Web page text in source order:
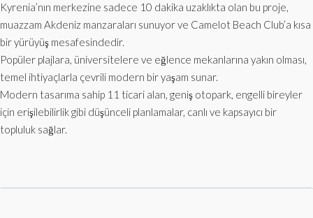
Kyrenia’nın merkezine sadece 10 dakika uzaklıkta olan bu proje,
muazzam Akdeniz manzaraları sunuyor ve Camelot Beach Club’a kısa
bir yürüyüş mesafesindedir.
Popüler plajlara, üniversitelere ve eğlence mekanlarına yakın olması,
temel ihtiyaçlarla çevrili modern bir yaşam sunar.
Modern tasarıma sahip 11 ticari alan, geniş otopark, engelli bireyler
için erişilebilirlik gibi düşünceli planlamalar, canlı ve kapsayıcı bir
topluluk sağlar.